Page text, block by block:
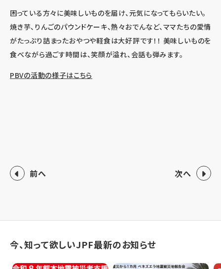
困っている方々に美味しいものを届け、元気になってもらいたい。
焼き芋、りんごのパウンドケーキ、熱々おでんなど、ママたちの愛情
がたっぷり詰まったおやつや軽食は大好評です！！ 美味しいものを
食べながら過ごす時間は、笑顔が溢れ、会話も弾みます。
PBVの活動の様子はこちら
前へ 次へ
今、知って欲しいJPF最新のお知らせ